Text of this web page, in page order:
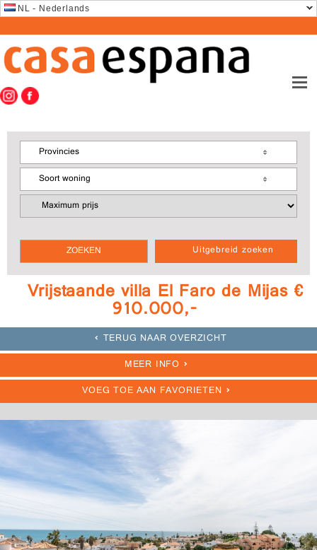
NL - Nederlands
Uitgebreid zoeken
Provincies
Soort woning
Vrijstaande villa El Faro de Mijas €
910.000,-
TERUG NAAR OVERZICHT
MEER INFO
VOEG TOE AAN FAVORIETEN